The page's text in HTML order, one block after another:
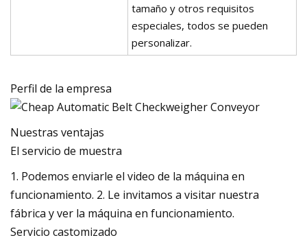
tamaño y otros requisitos
especiales, todos se pueden
personalizar.
Perfil de la empresa
Nuestras ventajas
El servicio de muestra
1. Podemos enviarle el video de la máquina en
funcionamiento. 2. Le invitamos a visitar nuestra
fábrica y ver la máquina en funcionamiento.
Servicio castomizado